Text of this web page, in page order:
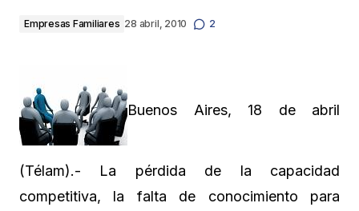
Empresas Familiares 28 abril, 2010 2
Buenos Aires, 18 de abril
(Télam).- La pérdida de la capacidad
competitiva, la falta de conocimiento para